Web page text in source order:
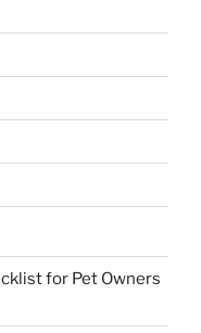
for Pet Owners